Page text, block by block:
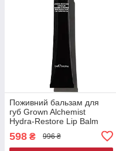
Поживний бальзам для
губ Grown Alchemist
Hydra-Restore Lip Balm
598 ₴ 996 ₴